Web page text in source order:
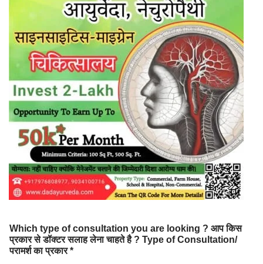
Which type of consultation you are looking ? आप किस
प्रकार से डॉक्टर सलाह लेना चाहते है ? Type of Consultation/
परामर्श का प्रकार *